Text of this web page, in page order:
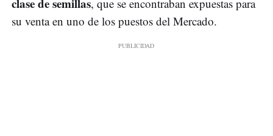
clase de semillas, que se encontraban expuestas para
su venta en uno de los puestos del Mercado.